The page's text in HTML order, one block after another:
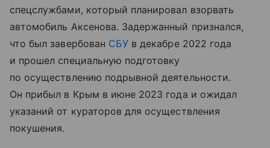
спецслужбами, который планировал взорвать
автомобиль Аксенова. Задержанный признался,
что был завербован СБУ в декабре 2022 года
и прошел специальную подготовку
по осуществлению подрывной деятельности.
Он прибыл в Крым в июне 2023 года и ожидал
указаний от кураторов для осуществления
покушения.